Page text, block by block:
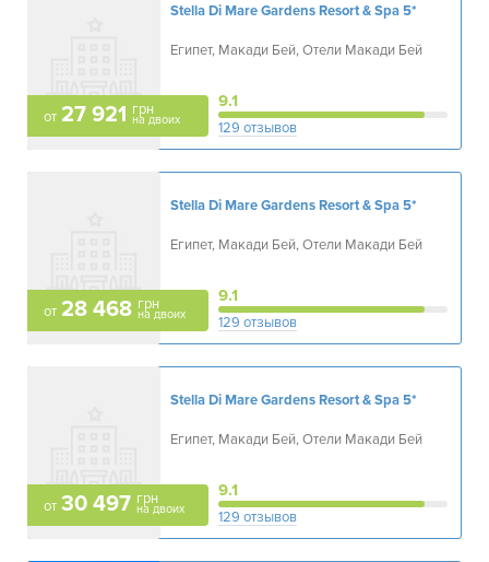
от 27 921 грн
на двоих
Stella Di Mare Gardens Resort & Spa5*
Египет, Макади Бей, Отели Макади Бей
9.1
129 отзывов
от 28 468 грн
на двоих
Stella Di Mare Gardens Resort & Spa5*
Египет, Макади Бей, Отели Макади Бей
9.1
129 отзывов
от 30 497 грн
на двоих
Stella Di Mare Gardens Resort & Spa5*
Египет, Макади Бей, Отели Макади Бей
9.1
129 отзывов